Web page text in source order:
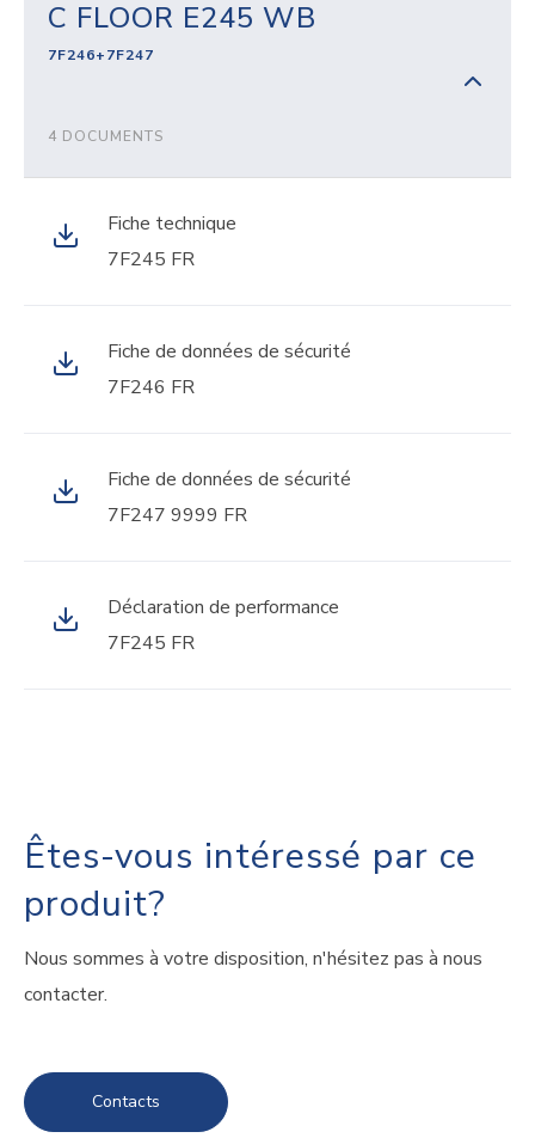
C FLOOR E245 WB
7F246+7F247
4 DOCUMENTS
Fiche technique
7F245 FR
Fiche de données de sécurité
7F246 FR
Fiche de données de sécurité
7F247 9999 FR
Déclaration de performance
7F245 FR
Êtes-vous intéressé par ce
produit?
Nous sommes à votre disposition, n'hésitez pas à nous
contacter.
Contacts